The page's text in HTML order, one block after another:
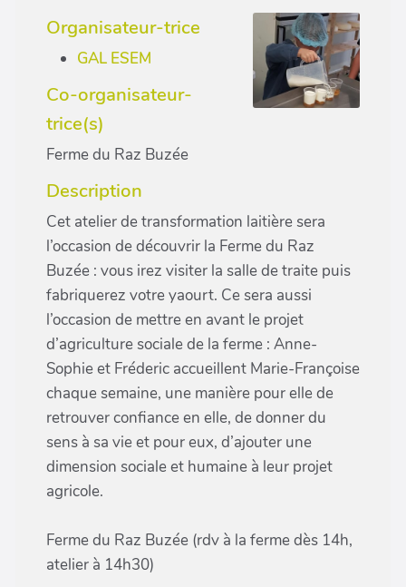
Organisateur-trice
GAL ESEM
Co-organisateur-
trice(s)
Ferme du Raz Buzée
Description
Cet atelier de transformation laitière sera
l’occasion de découvrir la Ferme du Raz
Buzée : vous irez visiter la salle de traite puis
fabriquerez votre yaourt. Ce sera aussi
l’occasion de mettre en avant le projet
d’agriculture sociale de la ferme : Anne-
Sophie et Fréderic accueillent Marie-Françoise
chaque semaine, une manière pour elle de
retrouver confiance en elle, de donner du
sens à sa vie et pour eux, d’ajouter une
dimension sociale et humaine à leur projet
agricole.
Ferme du Raz Buzée (rdv à la ferme dès 14h,
atelier à 14h30)